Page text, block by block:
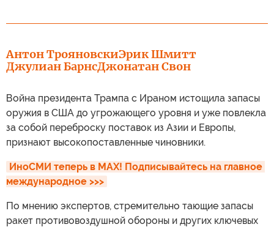
Антон ТрояновскиЭрик Шмитт
Джулиан БарнсДжонатан Свон
Война президента Трампа с Ираном истощила запасы
оружия в США до угрожающего уровня и уже повлекла
за собой переброску поставок из Азии и Европы,
признают высокопоставленные чиновники.
ИноСМИ теперь в MAX! Подписывайтесь на главное
международное >>>
По мнению экспертов, стремительно тающие запасы
ракет противовоздушной обороны и других ключевых